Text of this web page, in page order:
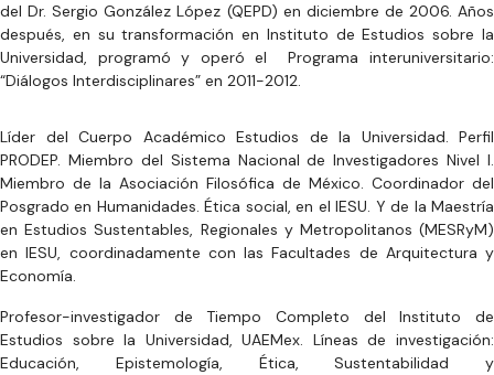
del Dr. Sergio González López (QEPD) en diciembre de 2006. Años
después, en su transformación en lnstituto de Estudios sobre la
Universidad, programó y operó el Programa interuniversitario:
“Diálogos Interdisciplinares” en 2011-2012.
Líder del Cuerpo Académico Estudios de la Universidad. Perfil
PRODEP. Miembro del Sistema Nacional de Investigadores Nivel I.
Miembro de la Asociación Filosófica de México. Coordinador del
Posgrado en Humanidades. Ética social, en el IESU. Y de la Maestría
en Estudios Sustentables, Regionales y Metropolitanos (MESRyM)
en IESU, coordinadamente con las Facultades de Arquitectura y
Economía.
Profesor-investigador de Tiempo Completo del Instituto de
Estudios sobre la Universidad, UAEMex. Líneas de investigación:
Educación, Epistemología, Ética, Sustentabilidad y